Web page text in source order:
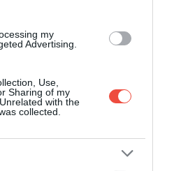
my
Advertising.
Use,
Sharing of my
with the
collected.
kötelező a